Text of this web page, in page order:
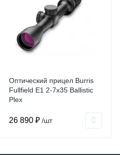
Оптический прицел Burris
Fullfield E1 2-7x35 Ballistic
Plex
26 890 ₽ /шт